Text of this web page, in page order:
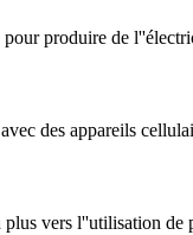
produire de
des appareils
vers l''utilisation